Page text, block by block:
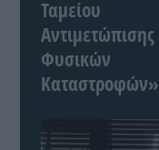
Ταμείου
Αντιμετώπισης
Φυσικών
Καταστροφών»